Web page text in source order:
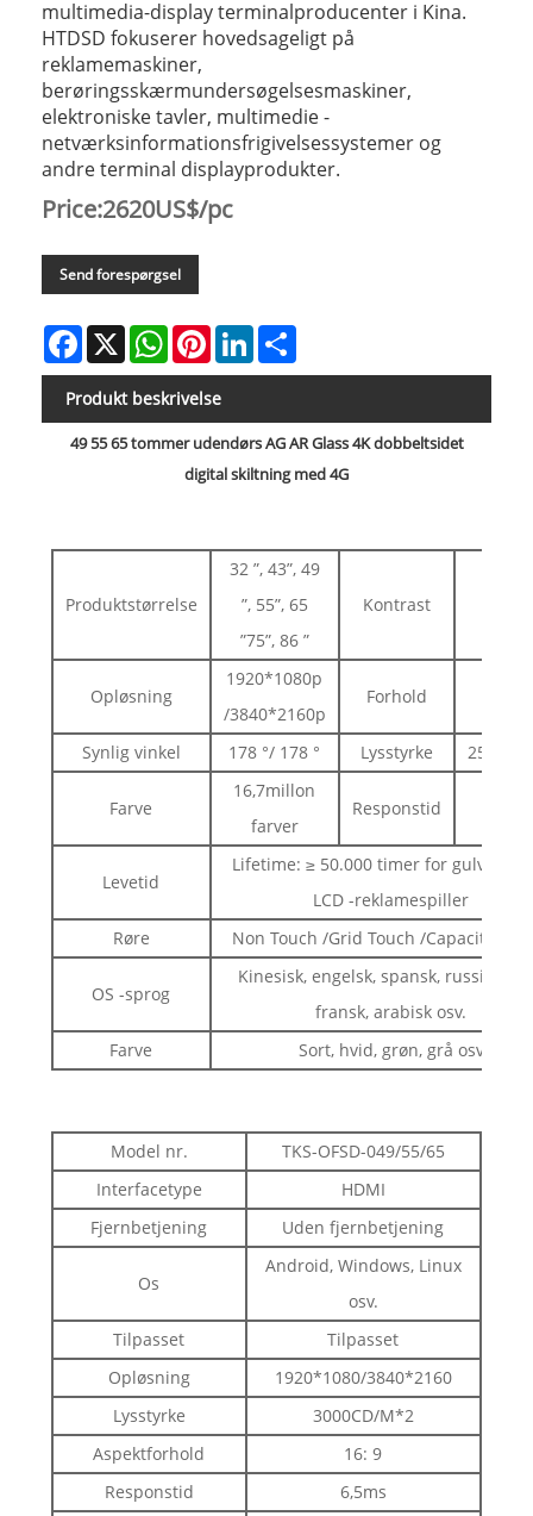
multimedia-display terminalproducenter i Kina.
HTDSD fokuserer hovedsageligt på
reklamemaskiner,
berøringsskærmundersøgelsesmaskiner,
elektroniske tavler, multimedie -
netværksinformationsfrigivelsessystemer og
andre terminal displayprodukter.
Price:2620US$/pc
Send forespørgsel
Facebook
X WhatsAppPinterestLinkedIn
Produkt beskrivelse
49 55 65 tommer udendørs AG AR Glass 4K dobbeltsidet
digital skiltning med 4G
Produktstørrelse
32 ”, 43”, 49
”, 55”, 65
”75”, 86 ”
Kontrast
Opløsning
1920*1080p
/3840*2160p
Forhold
Synlig vinkel 178 °/ 178 ° Lysstyrke
Farve
16,7millon
farver
Responstid
Levetid
Lifetime: ≥ 50.000 timer for
LCD -reklamespiller
Røre
Non Touch /Grid Touch /Capacitiv
OS -sprog
Kinesisk, engelsk, spansk, russisk,
fransk, arabisk osv.
Farve
Sort, hvid, grøn, grå osv
Model nr.
TKS-OFSD-049/55/65
Interfacetype
HDMI
Fjernbetjening
Uden fjernbetjening
Os
Android, Windows, Linux
osv.
Tilpasset
Tilpasset
Opløsning
1920*1080/3840*2160
Lysstyrke
3000CD/M*2
Aspektforhold
16: 9
Responstid
6,5ms